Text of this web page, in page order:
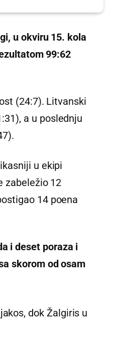
u okviru 15. kola
99:62
(24:7). Litvanski
a u poslednju
u ekipi
zabeležio 12
14 poena
i deset poraza i
skorom od osam
dok Žalgiris u